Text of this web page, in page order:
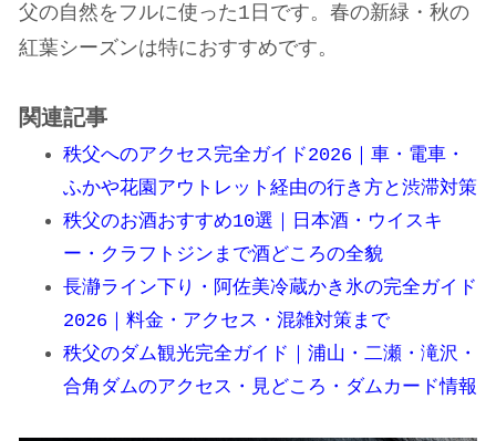
父の自然をフルに使った1日です。春の新緑・秋の
紅葉シーズンは特におすすめです。
関連記事
秩父へのアクセス完全ガイド2026｜車・電車・
ふかや花園アウトレット経由の行き方と渋滞対策
秩父のお酒おすすめ10選｜日本酒・ウイスキ
ー・クラフトジンまで酒どころの全貌
長瀞ライン下り・阿佐美冷蔵かき氷の完全ガイド
2026｜料金・アクセス・混雑対策まで
秩父のダム観光完全ガイド｜浦山・二瀬・滝沢・
合角ダムのアクセス・見どころ・ダムカード情報